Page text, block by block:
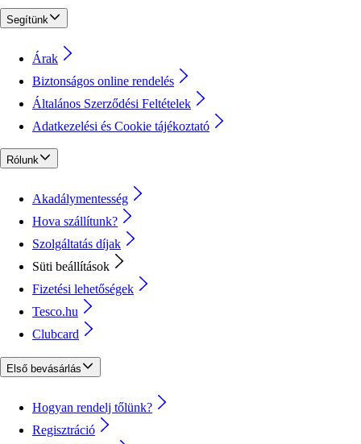
Segítünk
Árak
Biztonságos online rendelés
Általános Szerződési Feltételek
Adatkezelési és Cookie tájékoztató
Rólunk
Akadálymentesség
Hova szállítunk?
Szolgáltatás díjak
Süti beállítások
Fizetési lehetőségek
Tesco.hu
Clubcard
Első bevásárlás
Hogyan rendelj tőlünk?
Regisztráció